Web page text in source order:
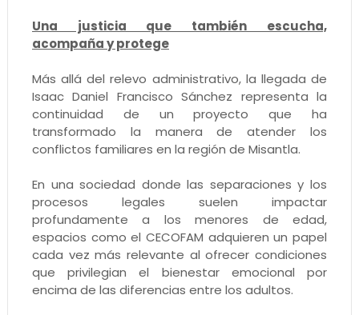
Una justicia que también escucha,
acompaña y protege
Más allá del relevo administrativo, la llegada de
Isaac Daniel Francisco Sánchez representa la
continuidad de un proyecto que ha
transformado la manera de atender los
conflictos familiares en la región de Misantla.
En una sociedad donde las separaciones y los
procesos legales suelen impactar
profundamente a los menores de edad,
espacios como el CECOFAM adquieren un papel
cada vez más relevante al ofrecer condiciones
que privilegian el bienestar emocional por
encima de las diferencias entre los adultos.